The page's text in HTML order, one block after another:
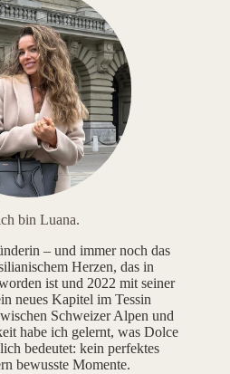
bin Luana.
– und immer noch das
Herzen, das in
ist und 2022 mit seiner
neues Kapitel im Tessin
Schweizer Alpen und
habe ich gelernt, was Dolce
bedeutet: kein perfektes
bewusste Momente.